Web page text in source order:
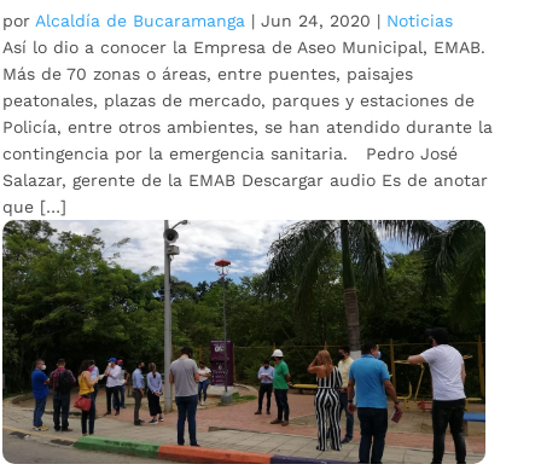
por Alcaldía de Bucaramanga |Jun 24, 2020 | Noticias
Así lo dio a conocer la Empresa de Aseo Municipal, EMAB.
Más de 70 zonas o áreas, entre puentes, paisajes
peatonales, plazas de mercado, parques y estaciones de
Policía, entre otros ambientes, se han atendido durante la
contingencia por la emergencia sanitaria. Pedro José
Salazar, gerente de la EMAB Descargar audio Es de anotar
que […]